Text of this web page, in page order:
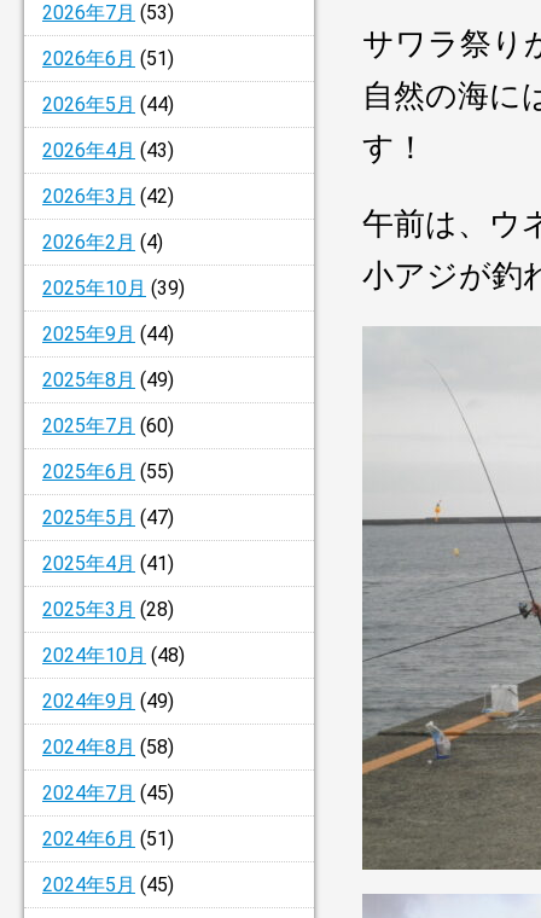
2026年7月 (53)
2026年6月 (51)
2026年5月 (44)
2026年4月 (43)
2026年3月 (42)
2026年2月 (4)
2025年10月 (39)
2025年9月 (44)
2025年8月 (49)
2025年7月 (60)
2025年6月 (55)
2025年5月 (47)
2025年4月 (41)
2025年3月 (28)
2024年10月 (48)
2024年9月 (49)
2024年8月 (58)
2024年7月 (45)
2024年6月 (51)
2024年5月 (45)
サワラ祭り
自然の海に
す！
午前は、ウ
小アジが釣